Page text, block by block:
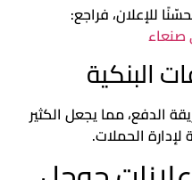
للإعلان، فراجع:
الدفع، مما يجعل الكثير
الحملات.